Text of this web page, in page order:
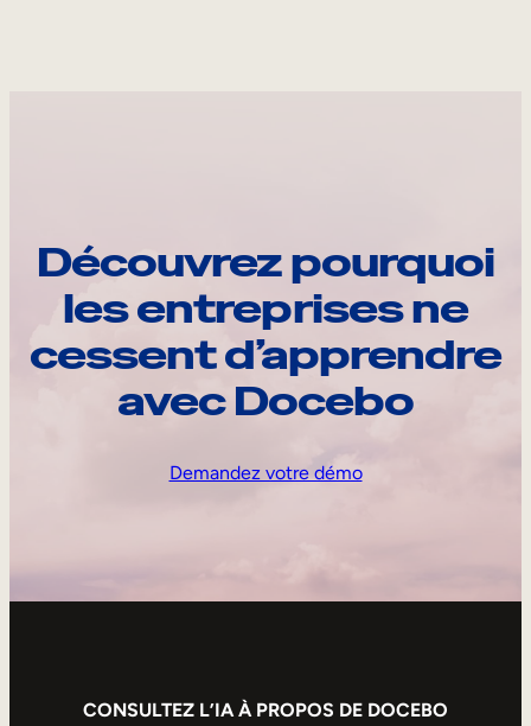
Découvrez pourquoi
les entreprises ne
cessent d’apprendre
avec Docebo
Demandez votre démo
CONSULTEZ L’IA À PROPOS DE DOCEBO